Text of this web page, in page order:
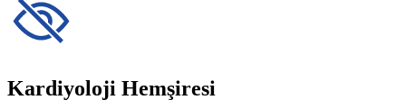
Kardiyoloji Hemşiresi